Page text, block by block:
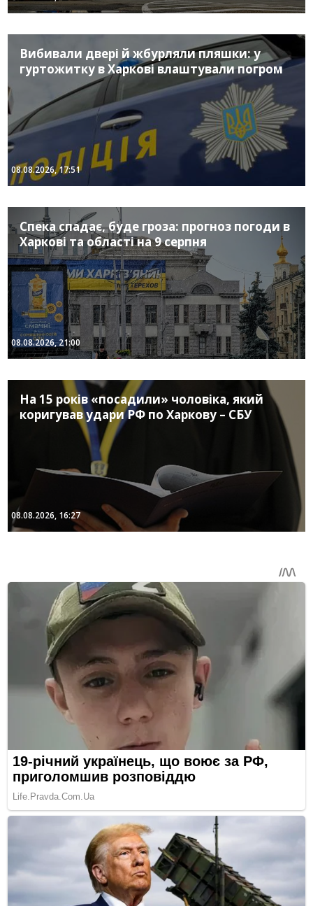
Вибивали двері й жбурляли пляшки: у
гуртожитку в Харкові влаштували погром
08.08.2026, 17:51
Спека спадає, буде гроза: прогноз погоди в
Харкові та області на 9 серпня
08.08.2026, 21:00
На 15 років «посадили» чоловіка, який
коригував удари РФ по Харкову – СБУ
08.08.2026, 16:27